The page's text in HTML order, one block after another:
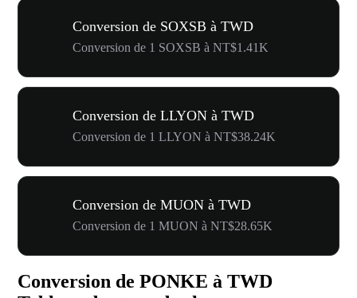
Conversion de SOXSB à TWD
Conversion de 1 SOXSB à NT$1.41K
Conversion de LLYON à TWD
Conversion de 1 LLYON à NT$38.24K
Conversion de MUON à TWD
Conversion de 1 MUON à NT$28.65K
Conversion de PONKE à TWD